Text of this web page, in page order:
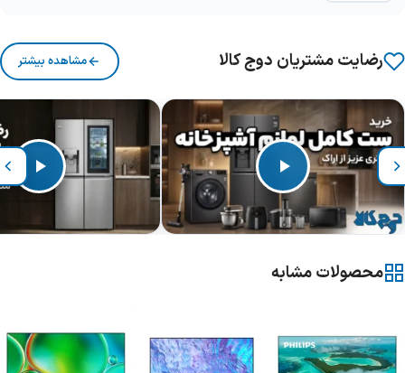
رضایت مشتریان دوج کالا مشاهده بیشتر
محصولات مشابه